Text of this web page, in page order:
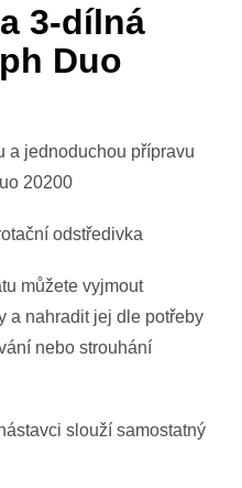
3-dílná
Duo
a jednoduchou přípravu
20200
odstředivka
můžete vyjmout
a nahradit jej dle potřeby
nebo strouhání
slouží samostatný